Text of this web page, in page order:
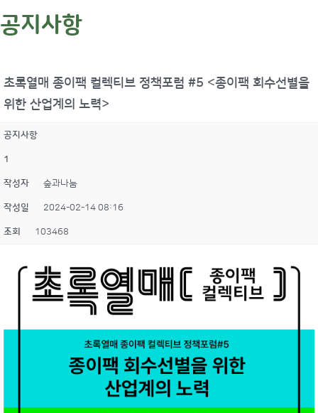
공지사항
초록열매 종이팩 컬렉티브 정책포럼 #5 <종이팩 회수선별을
위한 산업계의 노력>
공지사항
1
작성자 숲과나눔
작성일 2024-02-14 08:16
조회 103468